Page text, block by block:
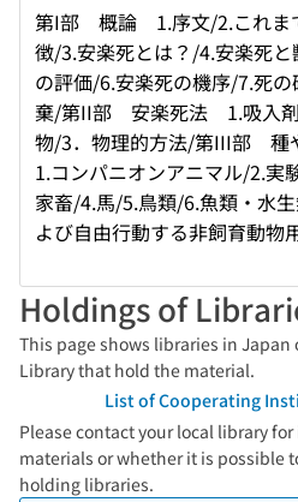
第I部 概論 1.序文/2.これま
徴/3.安楽死とは？/4.安楽死
の評価/6.安楽死の機序/7.死
棄/第II部 安楽死法 1.吸入
物/3．物理的方法/第III部 種
1.コンパニオンアニマル/2.実
家畜/4.馬/5.鳥類/6.魚類・水
よび自由行動する非飼育動物
Holdings of
This page shows libraries in
Library that hold the material.
List of Cooperating
Please contact your local library
materials or whether it is possible
holding libraries.